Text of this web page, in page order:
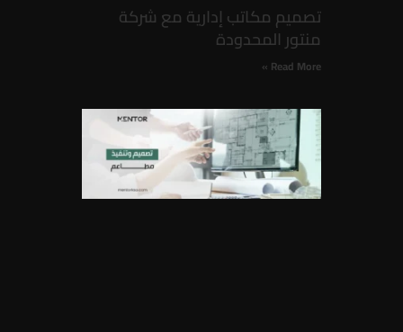
تصميم مكاتب إدارية​ مع شركة
منتور المحدودة
Read More »